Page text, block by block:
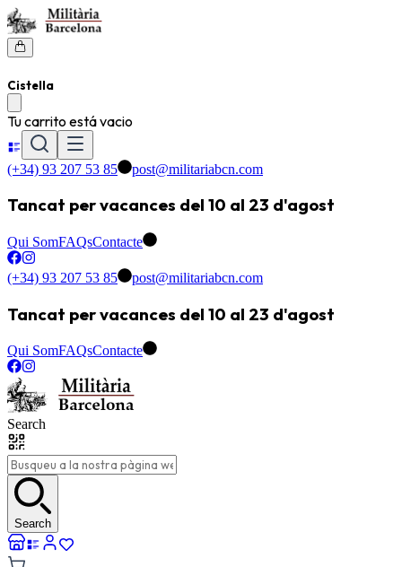
Cistella
Tu carrito está vacio
(+34) 93 207 53 85 post@militariabcn.com
Tancat per vacances del 10 al 23 d'agost
Qui SomFAQsContacte
(+34) 93 207 53 85 post@militariabcn.com
Tancat per vacances del 10 al 23 d'agost
Qui SomFAQsContacte
Search
Search